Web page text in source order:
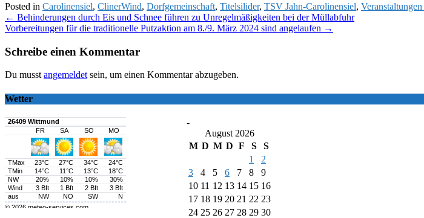
Posted in Carolinensiel, ClinerWind, Dorfgemeinschaft, Titelsilider, TSV Jahn-Carolinensiel,
Post
navigation
← Behinderungen durch Eis und Schnee führen zu Unregelmäßigkeiten bei der Müllabfuhr
Vorbereitungen für die traditionelle Putzaktion am 8./9. März 2024 sind angelaufen →
Schreibe einen Kommentar
Du musst angemeldet sein, um einen Kommentar abzugeben.
Wetter
-
August 2026
M D M D F S
S
1
2
3
4 5 6 7 8
9
10 11 12 13 14 15 16
17 18 19 20 21 22 23
24 25 26 27 28 29 30